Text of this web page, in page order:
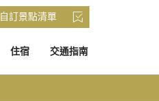
自訂景點清單
住宿 交通指南